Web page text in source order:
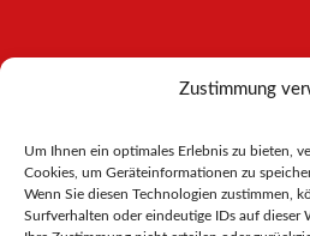
Zustimmung
Um Ihnen ein optimales Erlebnis zu bieten,
Cookies, um Geräteinformationen zu
Wenn Sie diesen Technologien zustimmen,
Surfverhalten oder eindeutige IDs auf dieser
INFORMATIONEN
AGB
Datenschutz
Cookies-Richtlinie